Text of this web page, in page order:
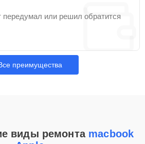
передумал или решил обратится
преимущества
виды ремонта macbook